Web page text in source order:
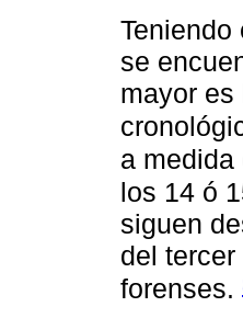
se
mayor
a
los 14 ó
siguen
del
forenses.